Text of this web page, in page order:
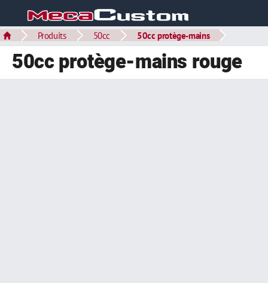
Produits 50cc 50cc protège-mains
50cc protège-mains rouge